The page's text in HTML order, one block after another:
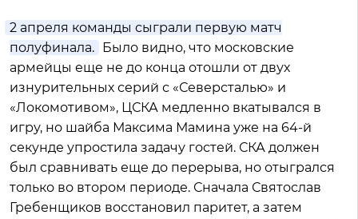
2 апреля команды сыграли первую матч
полуфинала. Было видно, что московские
армейцы еще не до конца отошли от двух
изнурительных серий с «Северсталью» и
«Локомотивом», ЦСКА медленно вкатывался в
игру, но шайба Максима Мамина уже на 64-й
секунде упростила задачу гостей. СКА должен
был сравнивать еще до перерыва, но отыгрался
только во втором периоде. Сначала Святослав
Гребенщиков восстановил паритет, а затем